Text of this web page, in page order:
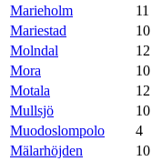
Marieholm
11
Mariestad
10
Molndal
12
Mora
10
Motala
12
Mullsjö
10
Muodoslompolo
4
Mälarhöjden
10